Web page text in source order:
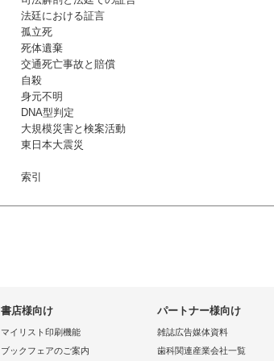
法廷における証言
孤立死
死体遺棄
交通死亡事故と賠償
自殺
身元不明
DNA型判定
大規模災害と検案活動
東日本大震災
索引
書店様向け
マイリスト印刷機能
ブックフェアのご案内
パートナー様向け
雑誌広告媒体資料
歯科関連産業会社一覧